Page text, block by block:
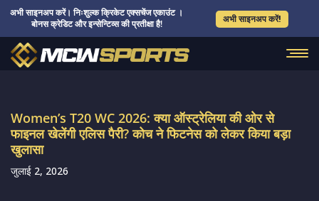
अभी साइनअप करें। निःशुल्क क्रिकेट एक्सचेंज एकाउंट ।
बोनस क्रेडिट और इन्सेन्टिव्स की प्रतीक्षा है!
अभी साइनअप करें!
Women’s T20 WC 2026: क्या ऑस्ट्रेलिया की ओर से
फाइनल खेलेंगी एलिस पैरी? कोच ने फिटनेस को लेकर किया बड़ा
खुलासा
जुलाई 2, 2026